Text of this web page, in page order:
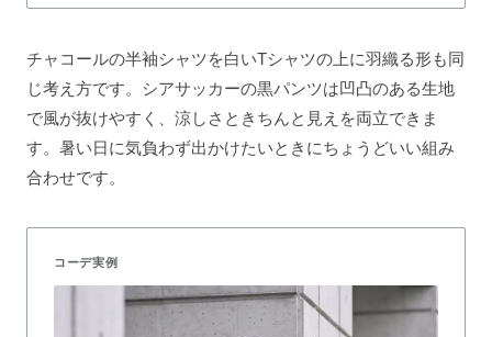
チャコールの半袖シャツを白いTシャツの上に羽織る形も同
じ考え方です。シアサッカーの黒パンツは凹凸のある生地
で風が抜けやすく、涼しさときちんと見えを両立できま
す。暑い日に気負わず出かけたいときにちょうどいい組み
合わせです。
コーデ実例